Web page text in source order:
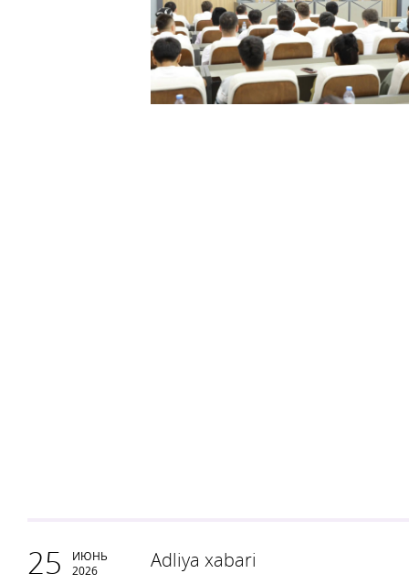
25
ИЮНЬ
2026
Adliya xabari